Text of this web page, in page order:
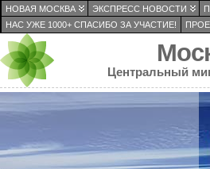
НОВАЯ МОСКВА ЭКСПРЕСС НОВОСТИ
НАС УЖЕ 1000+ СПАСИБО ЗА УЧАСТИЕ!
Центральный